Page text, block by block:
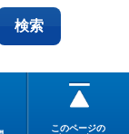
このページの